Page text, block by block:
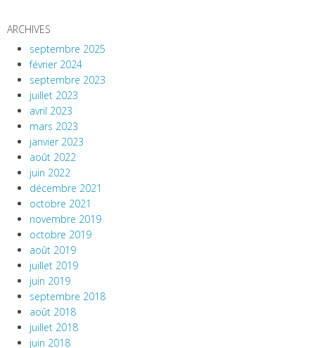
ARCHIVES
septembre 2025
février 2024
septembre 2023
juillet 2023
avril 2023
mars 2023
janvier 2023
août 2022
juin 2022
décembre 2021
octobre 2021
novembre 2019
octobre 2019
août 2019
juillet 2019
juin 2019
septembre 2018
août 2018
juillet 2018
juin 2018